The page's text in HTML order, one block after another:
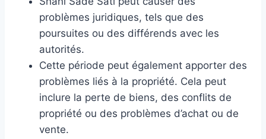
problèmes juridiques, tels que des
poursuites ou des différends avec les
autorités.
Cette période peut également apporter des
problèmes liés à la propriété. Cela peut
inclure la perte de biens, des conflits de
propriété ou des problèmes d’achat ou de
vente.